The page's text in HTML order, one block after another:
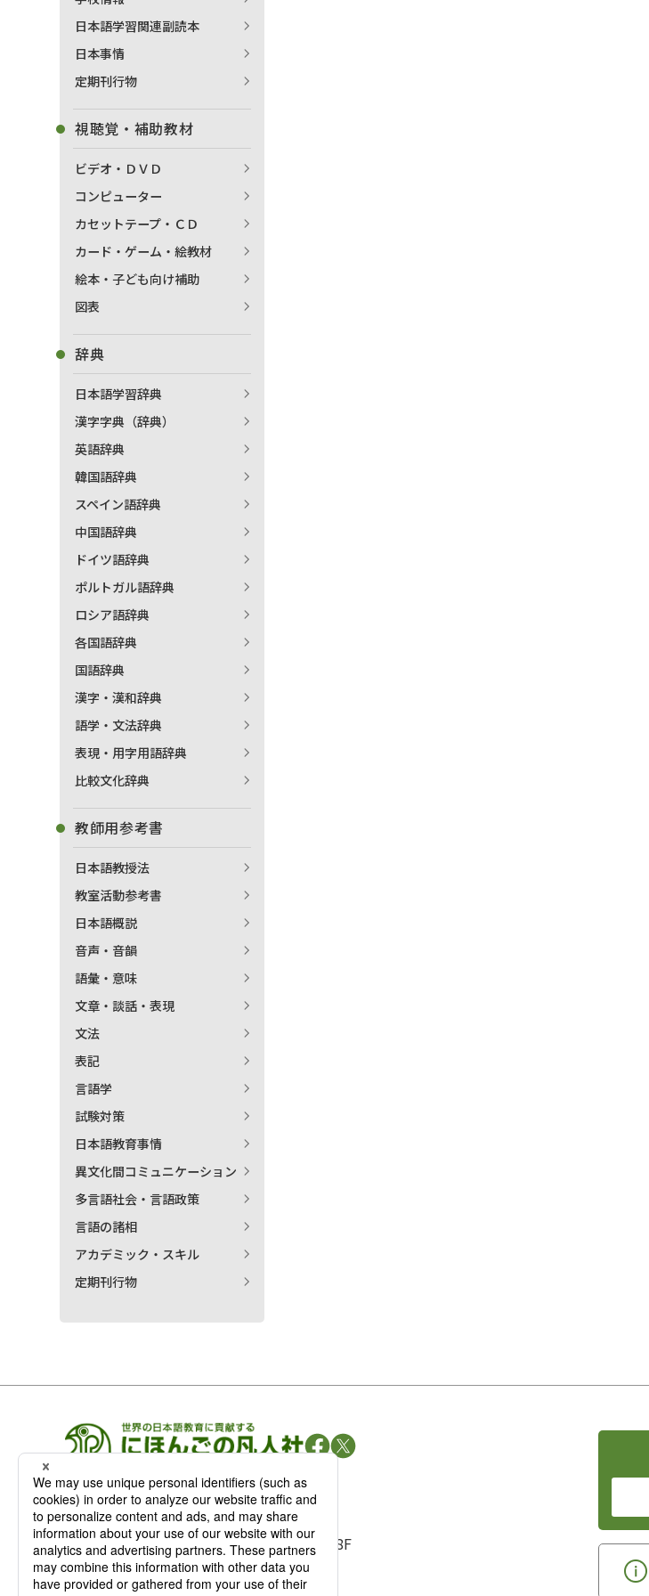
日本語学習関連副読本
日本事情
定期刊行物
視聴覚・補助教材
ビデオ・ＤＶＤ
コンピューター
カセットテープ・ＣＤ
カード・ゲーム・絵教材
絵本・子ども向け補助
図表
辞典
日本語学習辞典
漢字字典（辞典）
英語辞典
韓国語辞典
スペイン語辞典
中国語辞典
ドイツ語辞典
ポルトガル語辞典
ロシア語辞典
各国語辞典
国語辞典
漢字・漢和辞典
語学・文法辞典
表現・用字用語辞典
比較文化辞典
教師用参考書
日本語教授法
教室活動参考書
日本語概説
音声・音韻
語彙・意味
文章・談話・表現
文法
表記
言語学
試験対策
日本語教育事情
異文化間コミュニケーション
多言語社会・言語政策
言語の諸相
アカデミック・スキル
定期刊行物
凡人社の出版情報
〒102-0093 東京都千代田区平河町 1-3-13 8F
TEL：03-3263-3959／FAX：03-3263-3116